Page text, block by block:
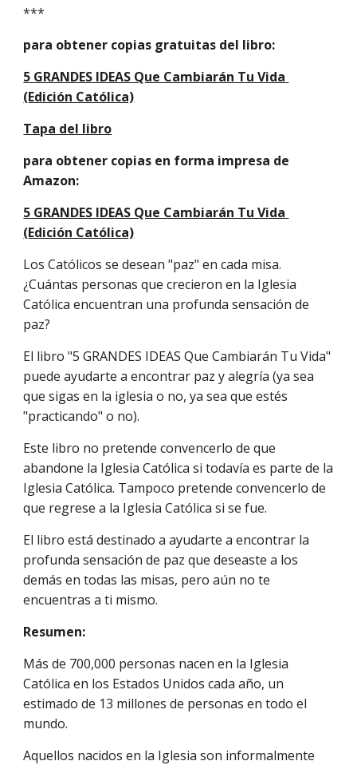
***
para obtener copias gratuitas del libro:
5 GRANDES IDEAS Que Cambiarán Tu Vida
(Edición Católica)
Tapa del libro
para obtener copias en forma impresa de
Amazon:
5 GRANDES IDEAS Que Cambiarán Tu Vida
(Edición Católica)
Los Católicos se desean "paz" en cada misa.
¿Cuántas personas que crecieron en la Iglesia
Católica encuentran una profunda sensación de
paz?
El libro "5 GRANDES IDEAS Que Cambiarán Tu Vida"
puede ayudarte a encontrar paz y alegría (ya sea
que sigas en la iglesia o no, ya sea que estés
"practicando" o no).
Este libro no pretende convencerlo de que
abandone la Iglesia Católica si todavía es parte de la
Iglesia Católica. Tampoco pretende convencerlo de
que regrese a la Iglesia Católica si se fue.
El libro está destinado a ayudarte a encontrar la
profunda sensación de paz que deseaste a los
demás en todas las misas, pero aún no te
encuentras a ti mismo.
Resumen:
Más de 700,000 personas nacen en la Iglesia
Católica en los Estados Unidos cada año, un
estimado de 13 millones de personas en todo el
mundo.
Aquellos nacidos en la Iglesia son informalmente